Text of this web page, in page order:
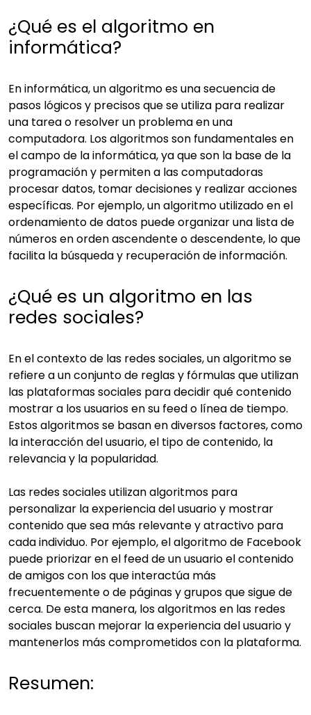
¿Qué es el algoritmo en
informática?
En informática, un algoritmo es una secuencia de
pasos lógicos y precisos que se utiliza para realizar
una tarea o resolver un problema en una
computadora. Los algoritmos son fundamentales en
el campo de la informática, ya que son la base de la
programación y permiten a las computadoras
procesar datos, tomar decisiones y realizar acciones
específicas. Por ejemplo, un algoritmo utilizado en el
ordenamiento de datos puede organizar una lista de
números en orden ascendente o descendente, lo que
facilita la búsqueda y recuperación de información.
¿Qué es un algoritmo en las
redes sociales?
En el contexto de las redes sociales, un algoritmo se
refiere a un conjunto de reglas y fórmulas que utilizan
las plataformas sociales para decidir qué contenido
mostrar a los usuarios en su feed o línea de tiempo.
Estos algoritmos se basan en diversos factores, como
la interacción del usuario, el tipo de contenido, la
relevancia y la popularidad.
Las redes sociales utilizan algoritmos para
personalizar la experiencia del usuario y mostrar
contenido que sea más relevante y atractivo para
cada individuo. Por ejemplo, el algoritmo de Facebook
puede priorizar en el feed de un usuario el contenido
de amigos con los que interactúa más
frecuentemente o de páginas y grupos que sigue de
cerca. De esta manera, los algoritmos en las redes
sociales buscan mejorar la experiencia del usuario y
mantenerlos más comprometidos con la plataforma.
Resumen: